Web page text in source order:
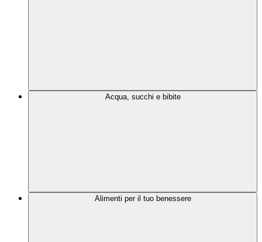
Acqua, succhi e bibite
Alimenti per il tuo benessere